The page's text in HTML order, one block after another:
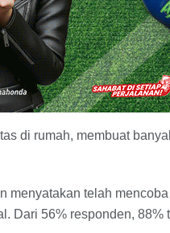
di rumah, membuat
menyatakan telah
Dari 56% responden, 88%